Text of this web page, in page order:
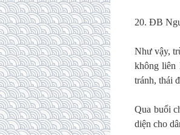
20. ĐB
Như vậy,
không liên
tránh, thái
Qua buổi
diện cho